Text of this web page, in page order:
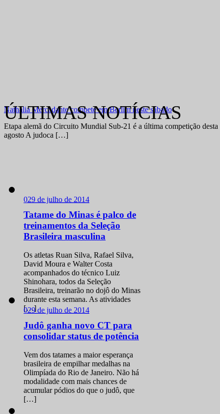
Nathália Mercadante compete em Berlim neste sábado
Etapa alemã do Circuito Mundial Sub-21 é a última competição
agosto A judoca […]
ÚLTIMAS NOTÍCIAS
029 de julho de 2014
Tatame do Minas é palco de
treinamentos da Seleção
Brasileira masculina
Os atletas Ruan Silva, Rafael Silva,
David Moura e Walter Costa
acompanhados do técnico Luiz
Shinohara, todos da Seleção
Brasileira, treinarão no dojô do Minas
durante esta semana. As atividades
[…]
029 de julho de 2014
Judô ganha novo CT para
consolidar status de potência
Vem dos tatames a maior esperança
brasileira de empilhar medalhas na
Olimpíada do Rio de Janeiro. Não há
modalidade com mais chances de
acumular pódios do que o judô, que
[…]